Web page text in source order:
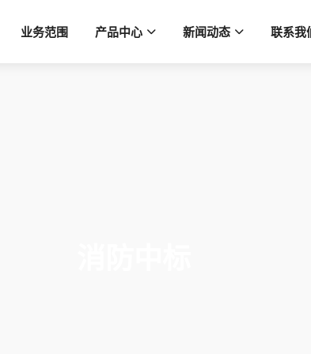
业务范围 产品中心 新闻动态 联系我